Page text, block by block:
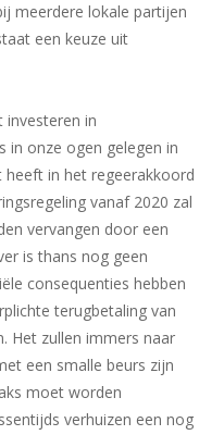
meerdere lokale partijen
een keuze uit
investeren in
in onze ogen gelegen in
heeft in het regeerakkoord
vanaf 2020 zal
vervangen door een
is thans nog geen
consequenties hebben
terugbetaling van
Het zullen immers naar
een smalle beurs zijn
moet worden
verhuizen een nog